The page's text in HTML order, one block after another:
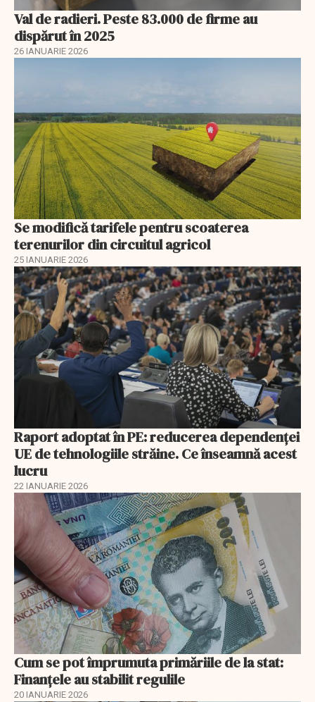
Val de radieri. Peste 83.000 de firme au
dispărut în 2025
26 IANUARIE 2026
Se modifică tarifele pentru scoaterea
terenurilor din circuitul agricol
25 IANUARIE 2026
Raport adoptat în PE: reducerea dependenței
UE de tehnologiile străine. Ce înseamnă acest
lucru
22 IANUARIE 2026
Cum se pot împrumuta primăriile de la stat:
Finanțele au stabilit regulile
20 IANUARIE 2026